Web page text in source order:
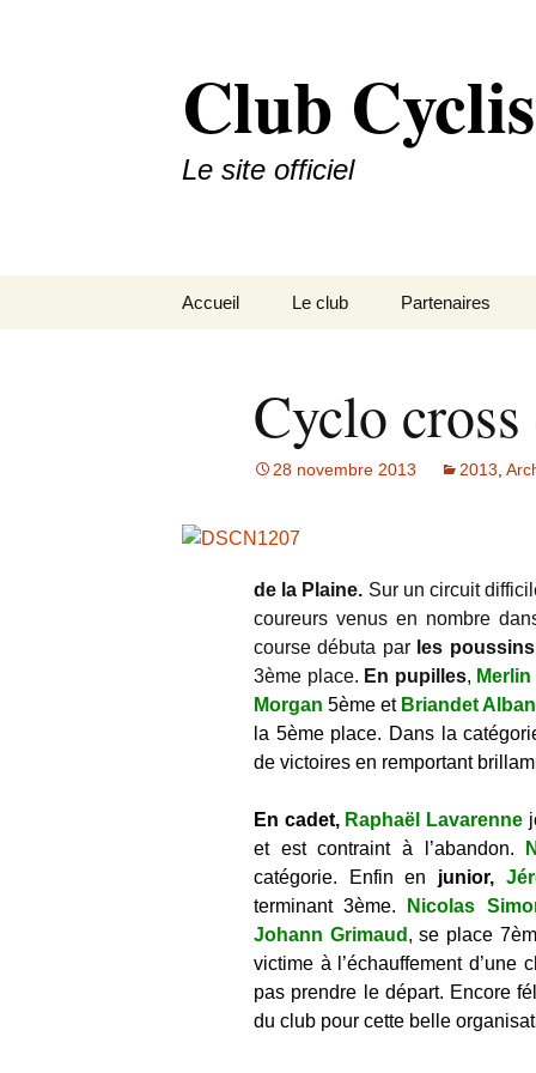
Club
Le site officiel
Accueil Le club
Histoire
Organigramme
Photos
Livre d’or
Partenaires
Autres
Devenir
Cyclo
28 novembre 2013 2013
de la Plaine. Sur un circuit
coureurs venus en nombre
course débuta par les poussins
3ème place. En pupilles,
Morgan 5ème et Briandet Alban
la 5ème place. Dans la
de victoires en remportant
En cadet, Raphaël Lavarenne
et est contraint à l’abandon.
catégorie. Enfin en junior,
terminant 3ème.
Nicolas
Johann Grimaud , se place
victime à l’échauffement d’une
pas prendre le départ. Encore
du club pour cette belle